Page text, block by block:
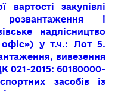
вартості закупівлі
і
надлісництво
офіс») у т.ч.: Лот 5.
вивезення
021-2015: 60180000-
засобів із